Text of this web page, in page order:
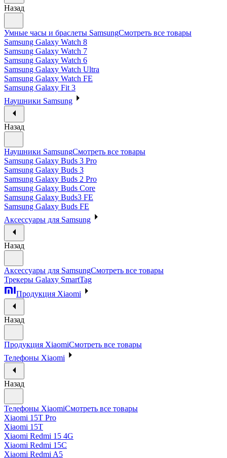
Назад
Умные часы и браслеты SamsungСмотреть все товары
Samsung Galaxy Watch 8
Samsung Galaxy Watch 7
Samsung Galaxy Watch 6
Samsung Galaxy Watch Ultra
Samsung Galaxy Watch FE
Samsung Galaxy Fit 3
Наушники Samsung
Назад
Наушники SamsungСмотреть все товары
Samsung Galaxy Buds 3 Pro
Samsung Galaxy Buds 3
Samsung Galaxy Buds 2 Pro
Samsung Galaxy Buds Core
Samsung Galaxy Buds3 FE
Samsung Galaxy Buds FE
Аксессуары для Samsung
Назад
Аксессуары для SamsungСмотреть все товары
Трекеры Galaxy SmartTag
Продукция Xiaomi
Назад
Продукция XiaomiСмотреть все товары
Телефоны Xiaomi
Назад
Телефоны XiaomiСмотреть все товары
Xiaomi 15T Pro
Xiaomi 15T
Xiaomi Redmi 15 4G
Xiaomi Redmi 15C
Xiaomi Redmi A5